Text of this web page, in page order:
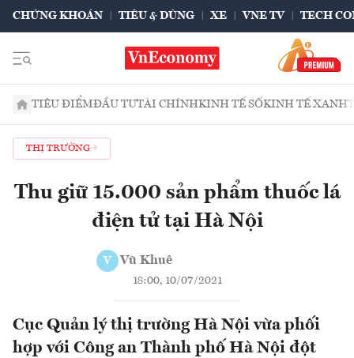
CHỨNG KHOÁN TIÊU & DÙNG XE VNE TV TECH
TIÊU ĐIỂMĐẦU TƯTÀI CHÍNHKINH TẾ SỐKINH TẾ XANH
THỊ TRƯỜNG
Thu giữ 15.000 sản phẩm thuốc lá
điện tử tại Hà Nội
V Vũ Khuê
18:00, 10/07/2021
Cục Quản lý thị trường Hà Nội vừa phối
hợp với Công an Thành phố Hà Nội đột